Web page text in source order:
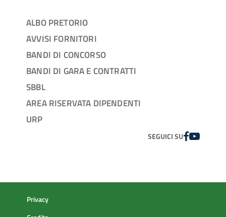
ALBO PRETORIO
AVVISI FORNITORI
BANDI DI CONCORSO
BANDI DI GARA E CONTRATTI
SBBL
AREA RISERVATA DIPENDENTI
URP
SEGUICI SUFACEBOOK
YOUTUBE
Privacy